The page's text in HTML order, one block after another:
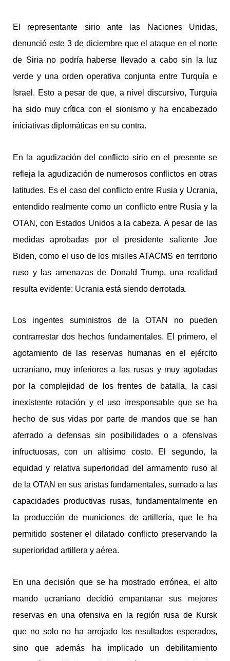
El representante sirio ante las Naciones Unidas,
denunció este 3 de diciembre que el ataque en el norte
de Siria no podría haberse llevado a cabo sin la luz
verde y una orden operativa conjunta entre Turquía e
Israel. Esto a pesar de que, a nivel discursivo, Turquía
ha sido muy crítica con el sionismo y ha encabezado
iniciativas diplomáticas en su contra.
En la agudización del conflicto sirio en el presente se
refleja la agudización de numerosos conflictos en otras
latitudes. Es el caso del conflicto entre Rusia y Ucrania,
entendido realmente como un conflicto entre Rusia y la
OTAN, con Estados Unidos a la cabeza. A pesar de las
medidas aprobadas por el presidente saliente Joe
Biden, como el uso de los misiles ATACMS en territorio
ruso y las amenazas de Donald Trump, una realidad
resulta evidente: Ucrania está siendo derrotada.
Los ingentes suministros de la OTAN no pueden
contrarrestar dos hechos fundamentales. El primero, el
agotamiento de las reservas humanas en el ejército
ucraniano, muy inferiores a las rusas y muy agotadas
por la complejidad de los frentes de batalla, la casi
inexistente rotación y el uso irresponsable que se ha
hecho de sus vidas por parte de mandos que se han
aferrado a defensas sin posibilidades o a ofensivas
infructuosas, con un altísimo costo. El segundo, la
equidad y relativa superioridad del armamento ruso al
de la OTAN en sus aristas fundamentales, sumado a las
capacidades productivas rusas, fundamentalmente en
la producción de municiones de artillería, que le ha
permitido sostener el dilatado conflicto preservando la
superioridad artillera y aérea.
En una decisión que se ha mostrado errónea, el alto
mando ucraniano decidió empantanar sus mejores
reservas en una ofensiva en la región rusa de Kursk
que no solo no ha arrojado los resultados esperados,
sino que además ha implicado un debilitamiento